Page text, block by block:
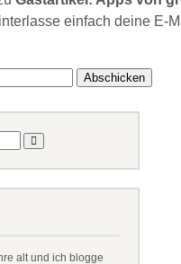
einfach deine E-
alt und ich blogge